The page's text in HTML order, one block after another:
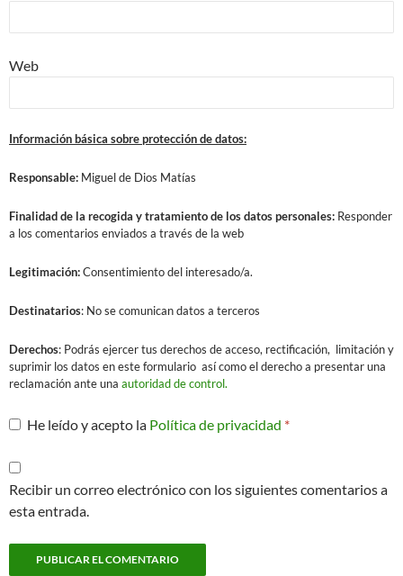
Web
Información básica sobre protección de datos:
Responsable: Miguel de Dios Matías
Finalidadde la recogida y tratamiento de los datos personales: Responder
a los comentarios enviados a través de la web
Legitimación:Consentimiento del interesado/a.
Destinatarios: No se comunican datos a terceros
Derechos: Podrás ejercer tus derechos de acceso, rectificación, limitación y
suprimir los datos en este formulario así como el derecho a presentar una
reclamación ante una autoridad de control.
He leído y acepto la Política de privacidad *
Recibir un correo electrónico con los siguientes comentarios a
esta entrada.